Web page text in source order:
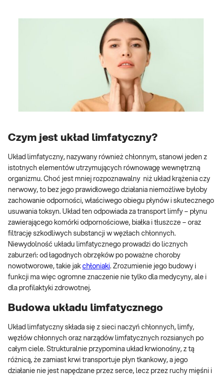
Czym jest układ limfatyczny?
Układ limfatyczny, nazywany również chłonnym, stanowi jeden z
istotnych elementów utrzymujących równowagę wewnętrzną
organizmu. Choć jest mniej rozpoznawalny niż układ krążenia czy
nerwowy, to bez jego prawidłowego działania niemożliwe byłoby
zachowanie odporności, właściwego obiegu płynów i skutecznego
usuwania toksyn. Układ ten odpowiada za transport limfy – płynu
zawierającego komórki odpornościowe, białka i tłuszcze – oraz
filtrację szkodliwych substancji w węzłach chłonnych.
Niewydolność układu limfatycznego prowadzi do licznych
zaburzeń: od łagodnych obrzęków po poważne choroby
nowotworowe, takie jak chłoniaki. Zrozumienie jego budowy i
funkcji ma więc ogromne znaczenie nie tylko dla medycyny, ale i
dla profilaktyki zdrowotnej.
Budowa układu limfatycznego
Układ limfatyczny składa się z sieci naczyń chłonnych, limfy,
węzłów chłonnych oraz narządów limfatycznych rozsianych po
całym ciele. Strukturalnie przypomina układ krwionośny, z tą
różnicą, że zamiast krwi transportuje płyn tkankowy, a jego
działanie nie jest napędzane przez serce, lecz przez ruchy mięśni i